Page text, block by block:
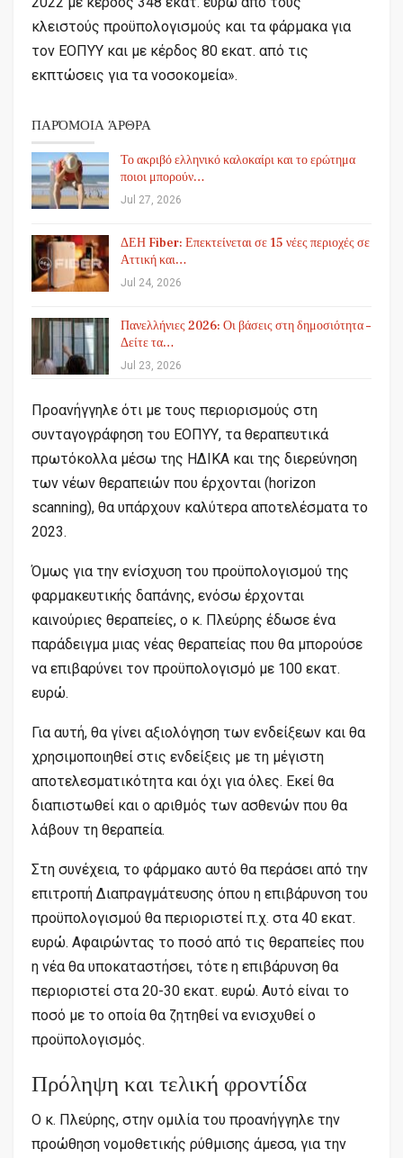
κλειστούς προϋπολογισμούς και τα φάρμακα για
τον ΕΟΠΥΥ και με κέρδος 80 εκατ. από τις
εκπτώσεις για τα νοσοκομεία».
ΠΑΡΌΜΟΙΑ ΆΡΘΡΑ
Το ακριβό ελληνικό καλοκαίρι και το ερώτημα
ποιοι μπορούν…
Jul 27, 2026
ΔΕΗ Fiber: Επεκτείνεται σε 15 νέες περιοχές σε
Αττική και…
Jul 24, 2026
Πανελλήνιες 2026: Οι βάσεις στη δημοσιότητα –
Δείτε τα…
Jul 23, 2026
Προανήγγηλε ότι με τους περιορισμούς στη
συνταγογράφηση του ΕΟΠΥΥ, τα θεραπευτικά
πρωτόκολλα μέσω της ΗΔΙΚΑ και της διερεύνηση
των νέων θεραπειών που έρχονται (horizon
scanning), θα υπάρχουν καλύτερα αποτελέσματα το
2023.
Όμως για την ενίσχυση του προϋπολογισμού της
φαρμακευτικής δαπάνης, ενόσω έρχονται
καινούριες θεραπείες, ο κ. Πλεύρης έδωσε ένα
παράδειγμα μιας νέας θεραπείας που θα μπορούσε
να επιβαρύνει τον προϋπολογισμό με 100 εκατ.
ευρώ.
Για αυτή, θα γίνει αξιολόγηση των ενδείξεων και θα
χρησιμοποιηθεί στις ενδείξεις με τη μέγιστη
αποτελεσματικότητα και όχι για όλες. Εκεί θα
διαπιστωθεί και ο αριθμός των ασθενών που θα
λάβουν τη θεραπεία.
Στη συνέχεια, το φάρμακο αυτό θα περάσει από την
επιτροπή Διαπραγμάτευσης όπου η επιβάρυνση του
προϋπολογισμού θα περιοριστεί π.χ. στα 40 εκατ.
ευρώ. Αφαιρώντας το ποσό από τις θεραπείες που
η νέα θα υποκαταστήσει, τότε η επιβάρυνση θα
περιοριστεί στα 20-30 εκατ. ευρώ. Αυτό είναι το
ποσό με το οποία θα ζητηθεί να ενισχυθεί ο
προϋπολογισμός.
Πρόληψη και τελική φροντίδα
Ο κ. Πλεύρης, στην ομιλία του προανήγγηλε την
προώθηση νομοθετικής ρύθμισης άμεσα, για την